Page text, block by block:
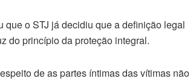
que o STJ já decidiu que a definição legal
do princípio da proteção integral.
de as partes íntimas das vítimas não